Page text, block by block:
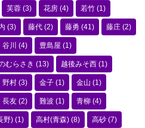
芙蓉 (3) 花房 (4) 若竹 (1)
(3) 藤代 (2) 藤勇 (41) 藤庄 (2)
谷川 (4) 豊島屋 (1)
むらさき (13) 越後みそ西 (1)
野村 (3) 金子 (1) 金山 (1)
長友 (2) 難波 (1) 青柳 (4)
野) (1) 高村(青森) (8) 高砂 (7)